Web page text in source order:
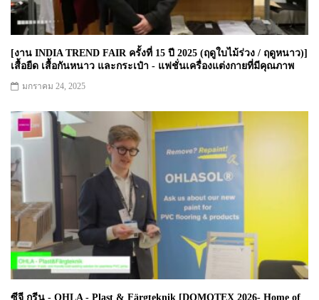
[งาน INDIA TREND FAIR ครั้งที่ 15 ปี 2025 (ฤดูใบไม้ร่วง / ฤดูหนาว)]
เสื้อยืด เสื้อกันหนาว และกระเป๋า - แฟชั่นเครื่องแต่งกายที่มีคุณภาพ
มกราคม 24, 2025
ซีจี กรีน - OHLA - Plast & Färgteknik [DOMOTEX 2026- Home of